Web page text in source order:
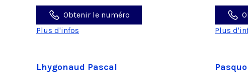
Obtenir le numéro
Plus d'infos
Plus
Lhygonaud Pascal